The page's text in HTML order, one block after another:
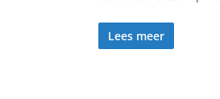
Lees meer